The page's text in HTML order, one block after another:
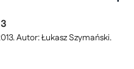
Autor: Łukasz Szymański.